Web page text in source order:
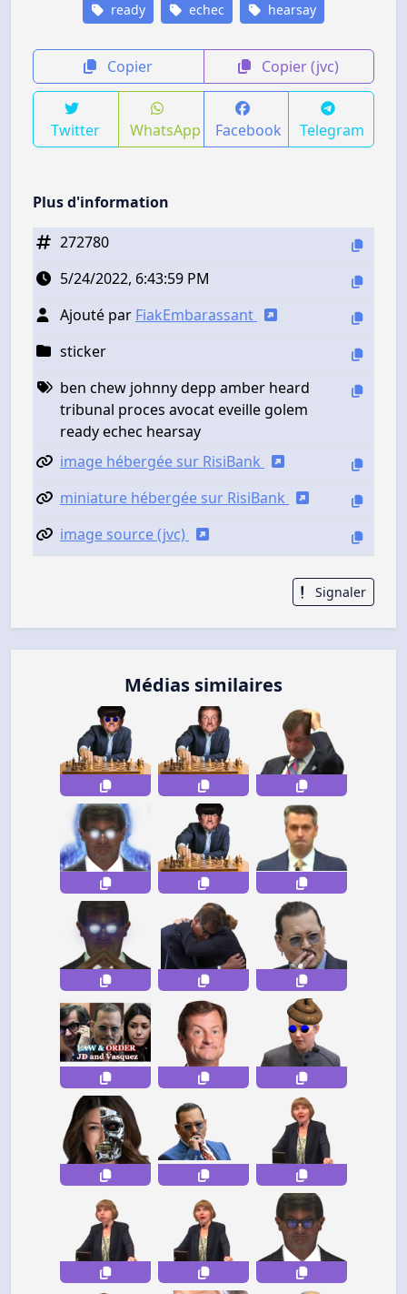
ready echec hearsay
Copier Copier (jvc)
Twitter WhatsApp Facebook Telegram
Plus d'information
272780
5/24/2022, 6:43:59 PM
Ajouté par FiakEmbarassant
sticker
ben chew johnny depp amber heard
tribunal proces avocat eveille golem
ready echec hearsay
image hébergée sur RisiBank
miniature hébergée sur RisiBank
image source (jvc)
Signaler
Médias similaires